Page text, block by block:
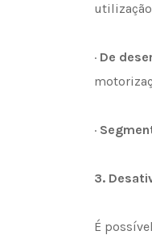
· De
·
3.
É